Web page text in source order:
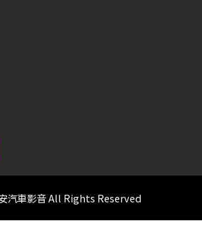
汽車影音 All Rights Reserved